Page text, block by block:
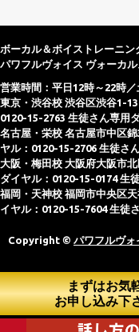
まずはお気
お申し込み下
ボーカル＆ボイストレーニン
パワフルヴォイス ヴォーカ
営業時間：平日12時～22時
東京・渋谷校 渋谷区渋谷1-
0120-15-2763 生徒さん専用
名古屋・栄校 名古屋市中区
ヤル：0120-15-2706 生徒さ
大阪・梅田校 大阪府大阪市
ダイヤル：0120-15-0174 生
福岡・天神校 福岡市中央区
イヤル：0120-15-7604 生徒
Copyright © パワフルヴォ